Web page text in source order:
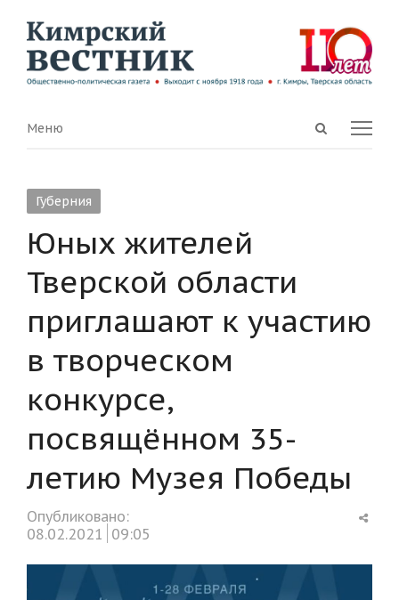
Open
Menu
Меню
Губерния
Юных жителей
Тверской области
приглашают к участию
в творческом
конкурсе,
посвящённом 35-
летию Музея Победы
Опубликовано:
08.02.2021 09:05